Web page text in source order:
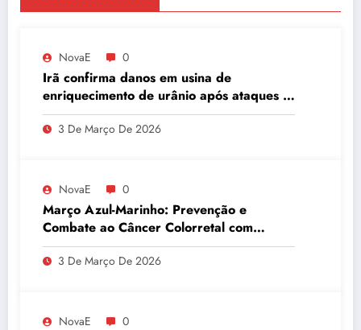
NovaE 0
Irã confirma danos em usina de
enriquecimento de urânio após ataques e
embaixador evita detalhes sobre
quantidade de urânio enriquecido
3 De Março De 2026
NovaE 0
Março Azul-Marinho: Prevenção e
Combate ao Câncer Colorretal com
Atividades Físicas
3 De Março De 2026
NovaE 0